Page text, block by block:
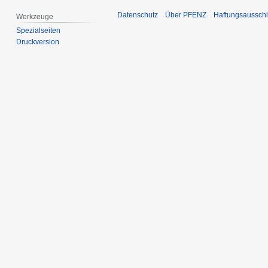
Werkzeuge
Spezialseiten
Druckversion
Datenschutz Über PFENZ